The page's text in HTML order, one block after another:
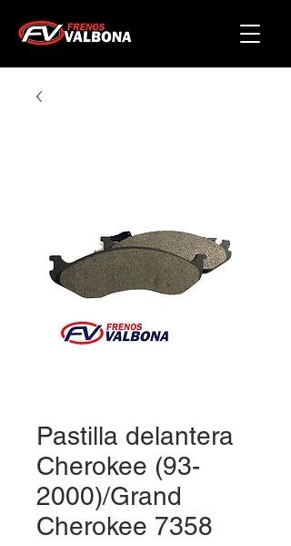
Pastilla delantera
Cherokee (93-
2000)/Grand
Cherokee 7358